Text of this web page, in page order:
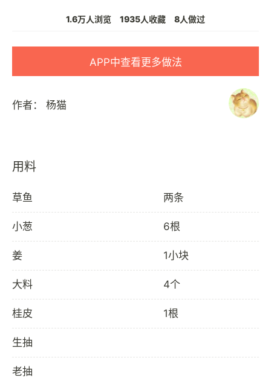
1.6万人浏览 1935人收藏 8人做过
APP中查看更多做法
作者： 杨猫
用料
草鱼 两条
小葱 6根
姜 1小块
大料 4个
桂皮 1根
生抽
老抽